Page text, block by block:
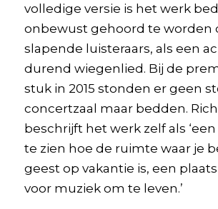
volledige versie is het werk
onbewust gehoord te worden
slapende luisteraars, als een
durend wiegenlied. Bij de
stuk in 2015 stonden er geen
concertzaal maar bedden.
beschrijft het werk zelf als
te zien hoe de ruimte waar je
geest op vakantie is, een
voor muziek om te leven.’